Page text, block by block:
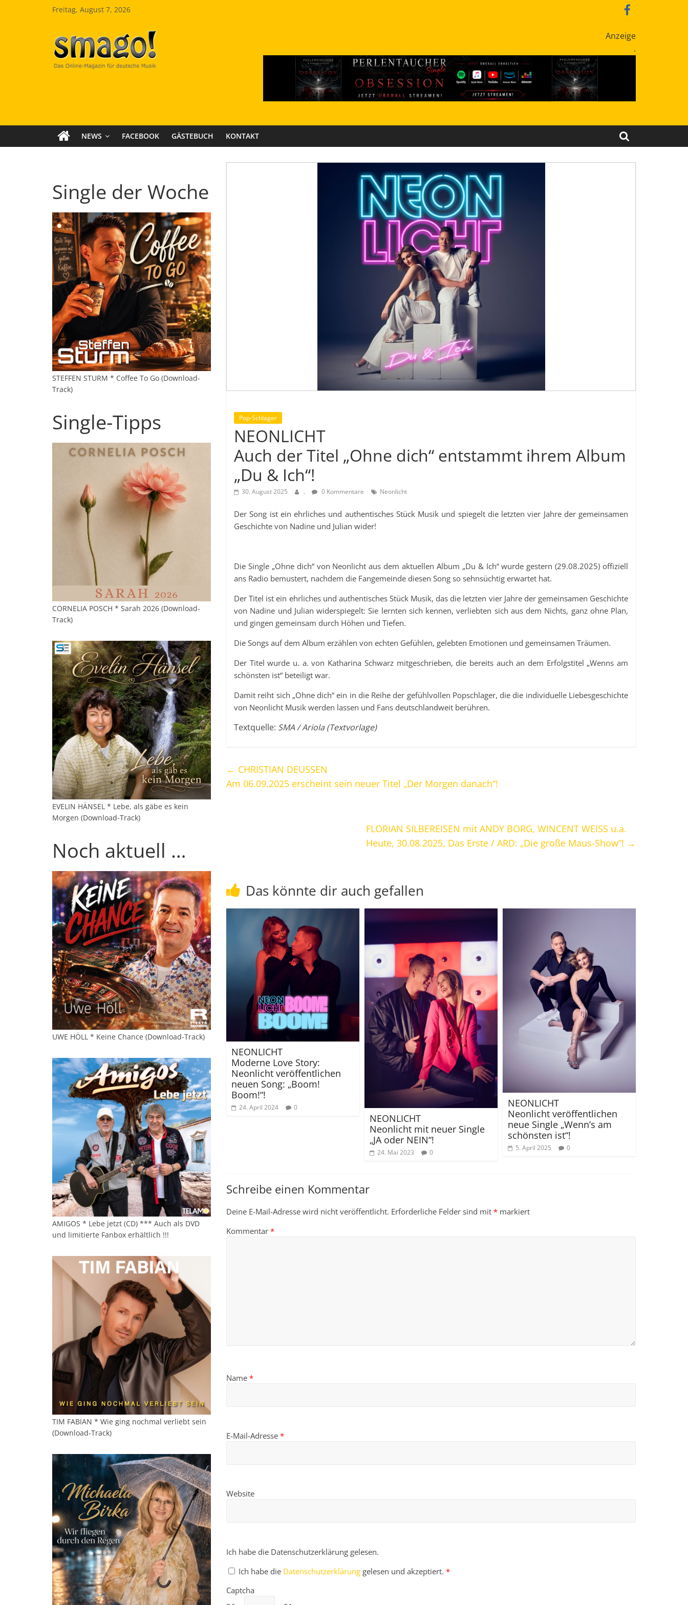
Freitag, August 7, 2026
Smago
SchlagerMAGazinOnline
Anzeige
.
NEWS FACEBOOK GÄSTEBUCH KONTAKT
Pop-Schlager
NEONLICHT
Auch der Titel „Ohne dich“ entstammt ihrem Album
„Du & Ich“!
30. August 2025 . 0 Kommentare Neonlicht
Der Song ist ein ehrliches und authentisches Stück Musik und spiegelt die letzten vier Jahre der gemeinsamen
Geschichte von Nadine und Julian wider!
Die Single „Ohne dich“ von Neonlicht aus dem aktuellen Album „Du & Ich“ wurde gestern (29.08.2025) offiziell
ans Radio bemustert, nachdem die Fangemeinde diesen Song so sehnsüchtig erwartet hat.
Der Titel ist ein ehrliches und authentisches Stück Musik, das die letzten vier Jahre der gemeinsamen Geschichte
von Nadine und Julian widerspiegelt: Sie lernten sich kennen, verliebten sich aus dem Nichts, ganz ohne Plan,
und gingen gemeinsam durch Höhen und Tiefen.
Die Songs auf dem Album erzählen von echten Gefühlen, gelebten Emotionen und gemeinsamen Träumen.
Der Titel wurde u. a. von Katharina Schwarz mitgeschrieben, die bereits auch an dem Erfolgstitel „Wenns am
schönsten ist“ beteiligt war.
Damit reiht sich „Ohne dich“ ein in die Reihe der gefühlvollen Popschlager, die die individuelle Liebesgeschichte
von Neonlicht Musik werden lassen und Fans deutschlandweit berühren.
Textquelle: SMA / Ariola (Textvorlage)
← CHRISTIAN DEUSSEN
Am 06.09.2025 erscheint sein neuer Titel „Der Morgen danach“!
FLORIAN SILBEREISEN mit ANDY BORG, WINCENT WEISS u.a.
Heute, 30.08.2025, Das Erste / ARD: „Die große Maus-Show“! →
Das könnte dir auch gefallen
NEONLICHT
Moderne Love Story:
Neonlicht veröffentlichen
neuen Song: „Boom!
Boom!“!
24. April 2024 0
NEONLICHT
Neonlicht mit neuer Single
„JA oder NEIN“!
24. Mai 2023 0
NEONLICHT
Neonlicht veröffentlichen
neue Single „Wenn’s am
schönsten ist“!
5. April 2025 0
Schreibe einen Kommentar
Deine E-Mail-Adresse wird nicht veröffentlicht. Erforderliche Felder sind mit * markiert
Kommentar *
Name *
E-Mail-Adresse *
Website
Ich habe die Datenschutzerklärung gelesen.
Ich habe die Datenschutzerklärung gelesen und akzeptiert. *
Captcha
Single der Woche
STEFFEN STURM * Coffee To Go (Download-
Track)
Single-Tipps
CORNELIA POSCH * Sarah 2026 (Download-
Track)
EVELIN HÄNSEL * Lebe, als gäbe es kein
Morgen (Download-Track)
Noch aktuell …
UWE HÖLL * Keine Chance (Download-Track)
AMIGOS * Lebe jetzt (CD) *** Auch als DVD
und limitierte Fanbox erhältlich !!!
TIM FABIAN * Wie ging nochmal verliebt sein
(Download-Track)